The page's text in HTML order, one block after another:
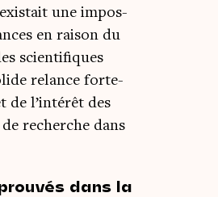
une impos­
en rai­son du
scien­ti­fiques
relance for­te­
de l’intérêt des
recherche dans
dans la